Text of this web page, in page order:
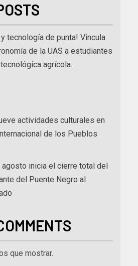
tecnología de punta! Vincula
de la UAS a estudiantes
agrícola.
actividades culturales en
de los Pueblos
inicia el cierre total del
del Puente Negro al
que mostrar.